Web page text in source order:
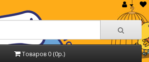
Товаров 0 (0р.)